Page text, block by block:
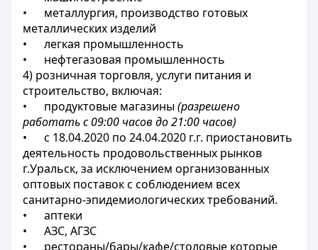
• металлургия, производство готовых
металлических изделий
• легкая промышленность
• нефтегазовая промышленность
4) розничная торговля, услуги питания и
строительство, включая:
• продуктовые магазины(разрешено
работать с 09:00 часов до 21:00 часов)
• с 18.04.2020 по 24.04.2020 г.г. приостановить
деятельность продовольственных рынков
г.Уральск, за исключением организованных
оптовых поставок с соблюдением всех
санитарно-эпидемиологических требований.
• аптеки
• АЗС, АГЗС
• рестораны/бары/кафе/столовые которые